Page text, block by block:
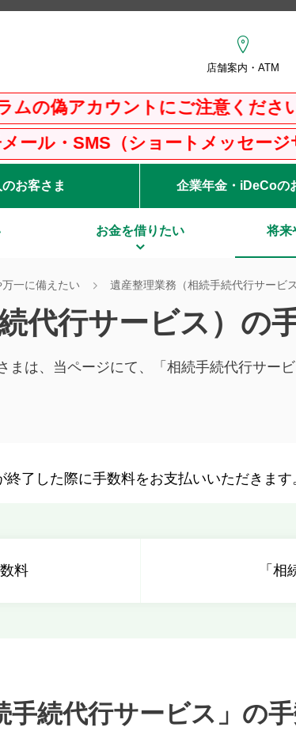
店舗案内・ATM
カウントにご注意ください
（ショートメッセージサービス
お客さま 企業年金・iDeCoの
お金を借りたい 将来
一に備えたい 遺産整理業務（相続手続代行サービス
代行サービス）の
まは、当ページにて、「相続手続代行サー
了した際に手数料をお支払いいただきます
料 「
手続代行サービス」の